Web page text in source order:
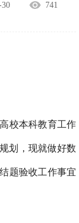
741
校本科教育工作
划，现就做好数
题验收工作事宜